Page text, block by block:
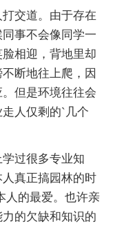
交道。由于存在
事不会像同学一
相迎，背地里却
断地往上爬，因
但是环境往往会
人仅剩的`几个
过很多专业知
真正搞园林的时
人的最爱。也许亲
的欠缺和知识的